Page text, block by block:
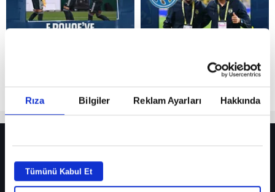
Rıza Bilgiler Reklam Ayarları Hakkında
Tümünü Kabul Et
Fenerbahçe’de sürpriz ayrılık ihtimali! Devre arasında gelmişti
Fenerbahçe’nin yeni transferi Mason Greenwood için olay sözler!